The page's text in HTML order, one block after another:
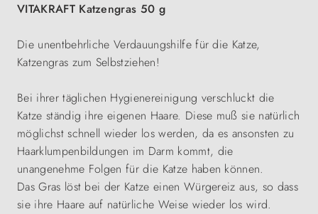
VITAKRAFT Katzengras 50 g
Die unentbehrliche Verdauungshilfe für die Katze,
Katzengras zum Selbstziehen!
Bei ihrer täglichen Hygienereinigung verschluckt die
Katze ständig ihre eigenen Haare. Diese muß sie natürlich
möglichst schnell wieder los werden, da es ansonsten zu
Haarklumpenbildungen im Darm kommt, die
unangenehme Folgen für die Katze haben können.
Das Gras löst bei der Katze einen Würgereiz aus, so dass
sie ihre Haare auf natürliche Weise wieder los wird.